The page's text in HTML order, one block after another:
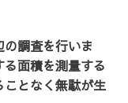
調査を行いま
面積を測量する
となく無駄が生